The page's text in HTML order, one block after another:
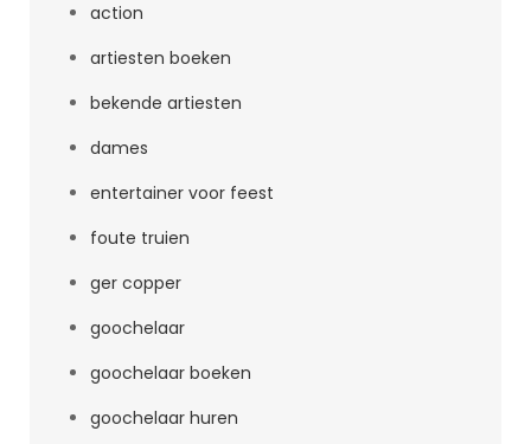
action
artiesten boeken
bekende artiesten
dames
entertainer voor feest
foute truien
ger copper
goochelaar
goochelaar boeken
goochelaar huren